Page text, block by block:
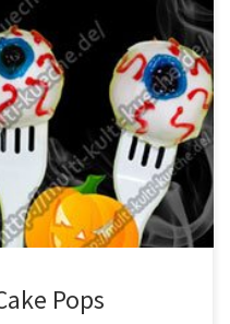
Pops 1 Kastenkuchen1
Zuckerschrift1 Zuckerschrift
Halloween Augen Cake
man möchte kann man vorher
nach und nach dazu
Pops